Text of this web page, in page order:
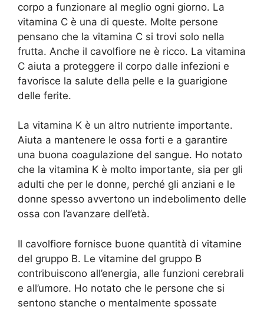
corpo a funzionare al meglio ogni giorno. La
vitamina C è una di queste. Molte persone
pensano che la vitamina C si trovi solo nella
frutta. Anche il cavolfiore ne è ricco. La vitamina
C aiuta a proteggere il corpo dalle infezioni e
favorisce la salute della pelle e la guarigione
delle ferite.
La vitamina K è un altro nutriente importante.
Aiuta a mantenere le ossa forti e a garantire
una buona coagulazione del sangue. Ho notato
che la vitamina K è molto importante, sia per gli
adulti che per le donne, perché gli anziani e le
donne spesso avvertono un indebolimento delle
ossa con l’avanzare dell’età.
Il cavolfiore fornisce buone quantità di vitamine
del gruppo B. Le vitamine del gruppo B
contribuiscono all’energia, alle funzioni cerebrali
e all’umore. Ho notato che le persone che si
sentono stanche o mentalmente spossate